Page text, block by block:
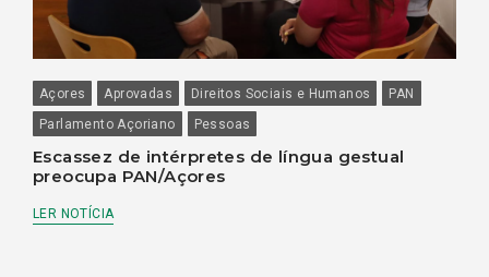
Açores Aprovadas Direitos Sociais e Humanos
PAN
Parlamento Açoriano
Pessoas
Escassez de intérpretes de língua gestual
preocupa PAN/Açores
LER NOTÍCIA